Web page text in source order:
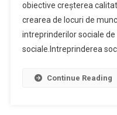
obiective creșterea
crearea de locuri de
intreprinderilor sociale
sociale.Intreprinderea
Continue Reading